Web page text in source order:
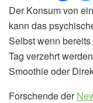
Der Konsum von
kann das
Selbst wenn
Tag verzehrt
Smoothie oder
Forschende der